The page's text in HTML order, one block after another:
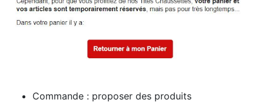
Commande : proposer des produits